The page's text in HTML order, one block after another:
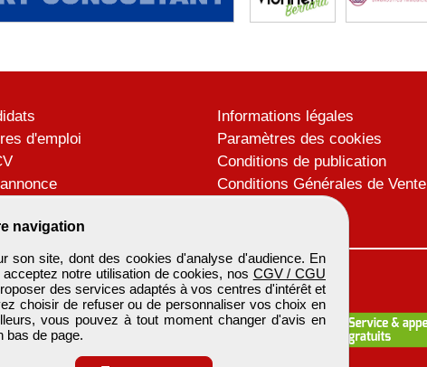
navigation
son site, dont des cookies d'analyse d'audience. En
notre utilisation de cookies, nos CGV / CGU
des services adaptés à vos centres d'intérêt et
choisir de refuser ou de personnaliser vos choix en
vous pouvez à tout moment changer d'avis en
bas de page.
d'emploi
Informations légales
Paramètres des cookies
Conditions de publication
Conditions Générales de Vente